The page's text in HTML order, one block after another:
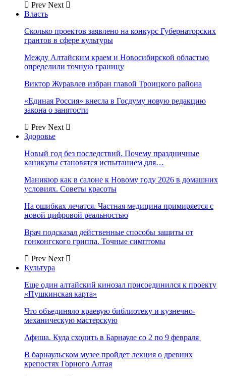
Prev Next
Власть
Сколько проектов заявлено на конкурс Губернаторских
грантов в сфере культуры
Между Алтайским краем и Новосибирской областью
определили точную границу
Виктор Журавлев избран главой Троицкого района
«Единая Россия» внесла в Госдуму новую редакцию
закона о занятости
Prev Next
Здоровье
Новый год без последствий. Почему праздничные
каникулы становятся испытанием для…
Маникюр как в салоне к Новому году 2026 в домашних
условиях. Советы красоты
На ошибках лечатся. Частная медицина примиряется с
новой цифровой реальностью
Врач подсказал действенные способы защиты от
гонконгского гриппа. Точные симптомы
Prev Next
Культура
Еще один алтайский кинозал присоединился к проекту
«Пушкинская карта»
Что объединяло краевую библиотеку и кузнечно-
механическую мастерскую
Афиша. Куда сходить в Барнауле со 2 по 9 февраля
В барнаульском музее пройдет лекция о древних
крепостях Горного Алтая